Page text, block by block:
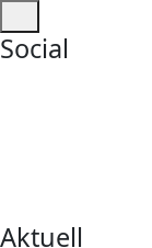
Social
Aktuell